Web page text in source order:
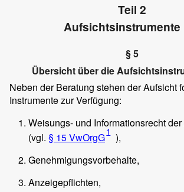
Teil 2
Aufsichtsinstrumente
§ 5
Übersicht über die
Neben der Beratung stehen der Aufsicht
Instrumente zur Verfügung:
Weisungs- und Informationsrecht
(vgl. § 15 VwOrgG1 ),
Genehmigungsvorbehalte,
Anzeigepflichten,